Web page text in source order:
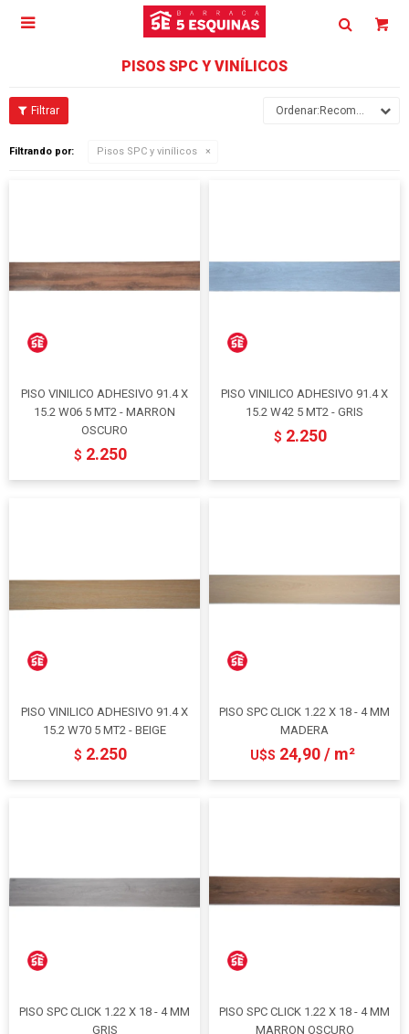

PISOS SPC Y VINÍLICOS
Recomendados
Filtrando por: Pisos SPC y vinílicos
PISO VINILICO ADHESIVO 91.4 X
15.2 W06 5 MT2 - MARRON
OSCURO
$ 2.250
PISO VINILICO ADHESIVO 91.4 X
15.2 W42 5 MT2 - GRIS
$ 2.250
PISO VINILICO ADHESIVO 91.4 X
15.2 W70 5 MT2 - BEIGE
$ 2.250
PISO SPC CLICK 1.22 X 18 - 4 MM
MADERA
U$S 24,90 / m²
PISO SPC CLICK 1.22 X 18 - 4 MM
GRIS
PISO SPC CLICK 1.22 X 18 - 4 MM
MARRON OSCURO